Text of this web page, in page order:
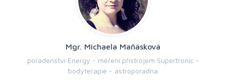
Mgr. Michaela Maňásková
poradenství Energy - měření přístrojem Supertronic -
bodyterapie - astroporadna